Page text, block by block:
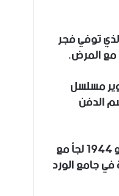
توفي فجر
مسلسل
الدفن
و”هاني السعدي” ممثل فلسطيني سوري من مواليد صفورية بقضاء الناصرة في 6 يونيو 1944 لجأ مع
1948 وعاش لفترة قصيرة في جامع الورد